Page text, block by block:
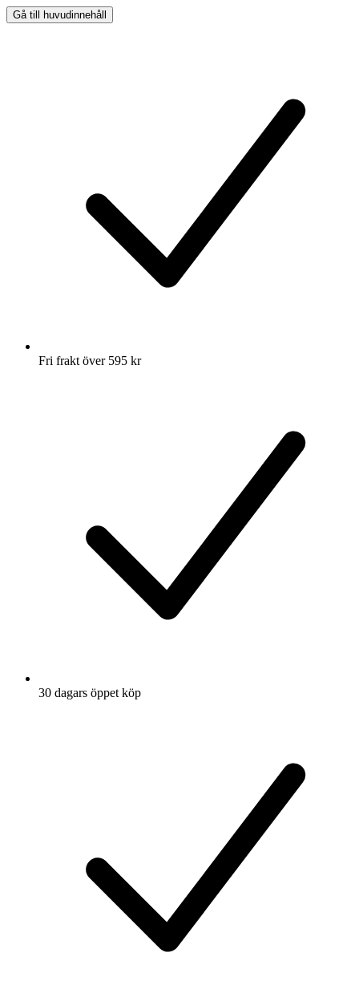
Gå till huvudinnehåll
Fri frakt över 595 kr
30 dagars öppet köp